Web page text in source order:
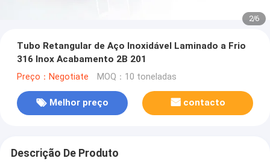
2/6
Tubo Retangular de Aço Inoxidável Laminado a Frio
316 Inox Acabamento 2B 201
Preço：Negotiate MOQ：10 toneladas
Melhor preço contacto
Descrição De Produto